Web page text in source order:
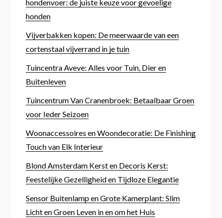
hondenvoer: de juiste keuze voor gevoelige
honden
Vijverbakken kopen: De meerwaarde van een
cortenstaal vijverrand in je tuin
Tuincentra Aveve: Alles voor Tuin, Dier en
Buitenleven
Tuincentrum Van Cranenbroek: Betaalbaar Groen
voor Ieder Seizoen
Woonaccessoires en Woondecoratie: De Finishing
Touch van Elk Interieur
Blond Amsterdam Kerst en Decoris Kerst:
Feestelijke Gezelligheid en Tijdloze Elegantie
Sensor Buitenlamp en Grote Kamerplant: Slim
Licht en Groen Leven in en om het Huis